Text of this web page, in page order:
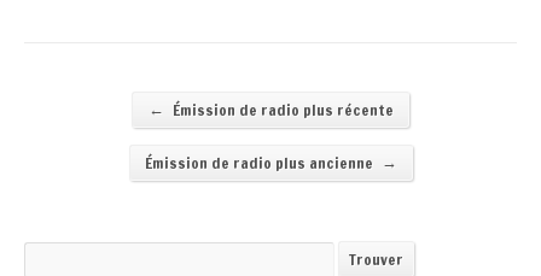
← Émission de radio plus récente
Émission de radio plus ancienne →
Trouver